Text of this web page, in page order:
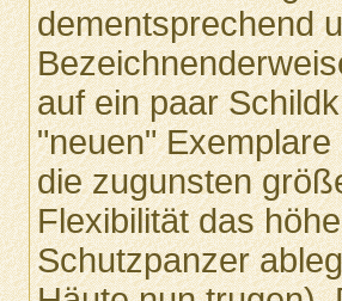
dementsprechend
auf ein paar
"neuen"
die zugunsten
Flexibilität das
Schutzpanzer